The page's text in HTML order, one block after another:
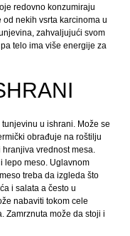
redovno konzumiraju
nekih vsrta karcinoma u
zahvaljujući svom
pa telo ima više energije za
u ishrani. Može se
obrađuje na roštilju
vrednost mesa.
lepo meso. Uglavnom
treba da izgleda što
i salata a često u
nabaviti tokom cele
Zamrznuta može da stoji i